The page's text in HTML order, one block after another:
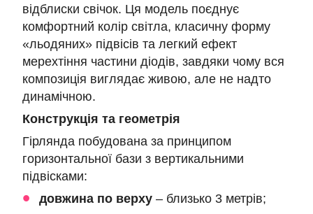
відблиски свічок. Ця модель поєднує
комфортний колір світла, класичну форму
«льодяних» підвісів та легкий ефект
мерехтіння частини діодів, завдяки чому вся
композиція виглядає живою, але не надто
динамічною.
Конструкція та геометрія
Гірлянда побудована за принципом
горизонтальної бази з вертикальними
підвісками:
довжина по верху – близько 3 метрів;